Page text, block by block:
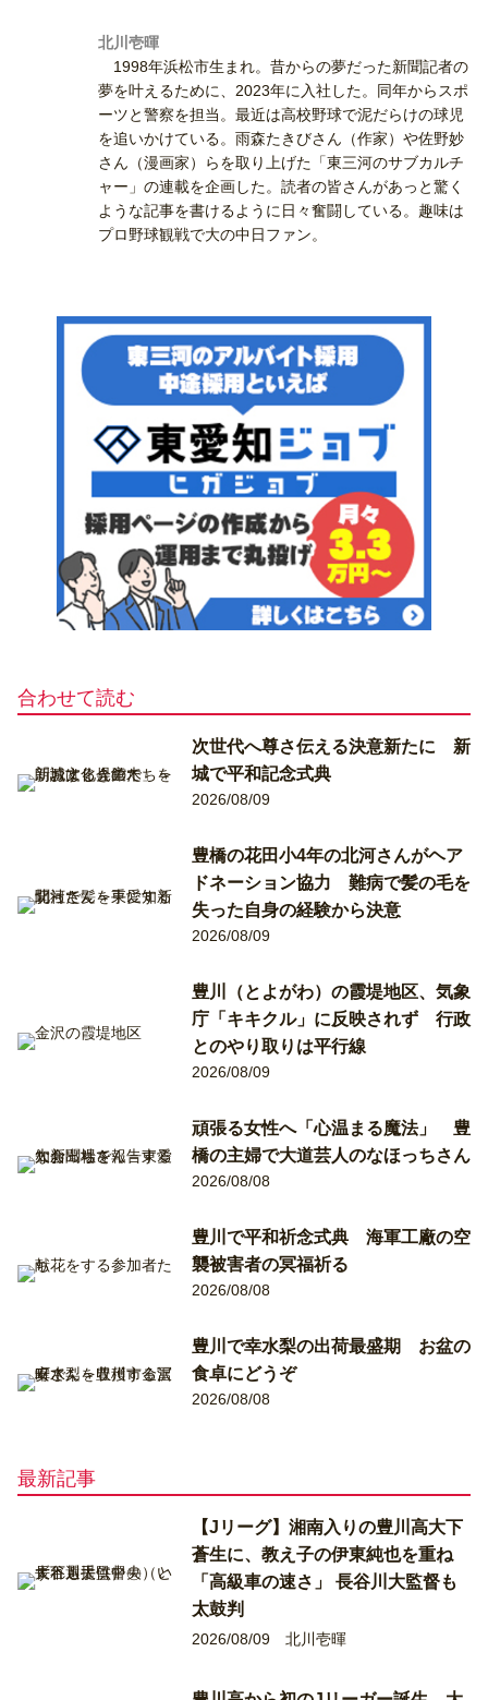
北川壱暉
1998年浜松市生まれ。昔からの夢だった新聞記者の
夢を叶えるために、2023年に入社した。同年からスポ
ーツと警察を担当。最近は高校野球で泥だらけの球児
を追いかけている。雨森たきびさん（作家）や佐野妙
さん（漫画家）らを取り上げた「東三河のサブカルチ
ャー」の連載を企画した。読者の皆さんがあっと驚く
ような記事を書けるように日々奮闘している。趣味は
プロ野球観戦で大の中日ファン。
合わせて読む
次世代へ尊さ伝える決意新たに 新
城で平和記念式典
2026/08/09
豊橋の花田小4年の北河さんがヘア
ドネーション協力 難病で髪の毛を
失った自身の経験から決意
2026/08/09
豊川（とよがわ）の霞堤地区、気象
庁「キキクル」に反映されず 行政
とのやり取りは平行線
2026/08/09
頑張る女性へ「心温まる魔法」 豊
橋の主婦で大道芸人のなほっちさん
2026/08/08
豊川で平和祈念式典 海軍工廠の空
襲被害者の冥福祈る
2026/08/08
豊川で幸水梨の出荷最盛期 お盆の
食卓にどうぞ
2026/08/08
最新記事
【Jリーグ】湘南入りの豊川高大下
蒼生に、教え子の伊東純也を重ね
「高級車の速さ」 長谷川大監督も
太鼓判
2026/08/09 北川壱暉